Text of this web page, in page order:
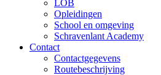
LOB
Opleidingen
School en omgeving
Schravenlant Academy
Contact
Contactgegevens
Routebeschrijving